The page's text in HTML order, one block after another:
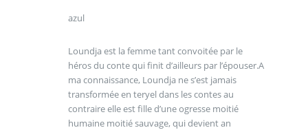
azul
Loundja est la femme tant convoitée par le
héros du conte qui finit d’ailleurs par l’épouser.A
ma connaissance, Loundja ne s’est jamais
transformée en teryel dans les contes au
contraire elle est fille d’une ogresse moitié
humaine moitié sauvage, qui devient an